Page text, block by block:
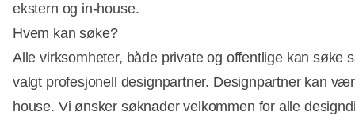
ekstern og in-house.
Hvem kan søke?
Alle virksomheter, både private og offentlige kan søke
valgt profesjonell designpartner. Designpartner kan
house. Vi ønsker søknader velkommen for alle